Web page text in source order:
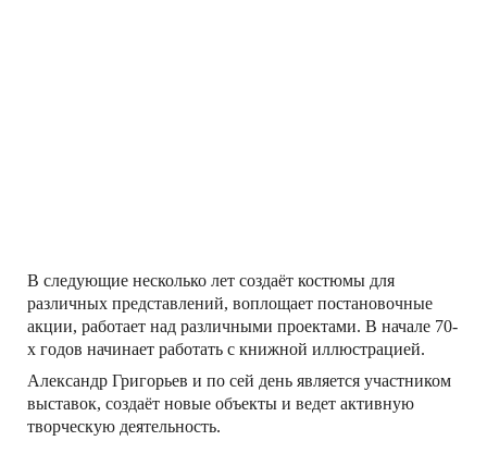
В следующие несколько лет создаёт костюмы для
различных представлений, воплощает постановочные
акции, работает над различными проектами. В начале 70-
х годов начинает работать с книжной иллюстрацией.
Александр Григорьев и по сей день является участником
выставок, создаёт новые объекты и ведет активную
творческую деятельность.